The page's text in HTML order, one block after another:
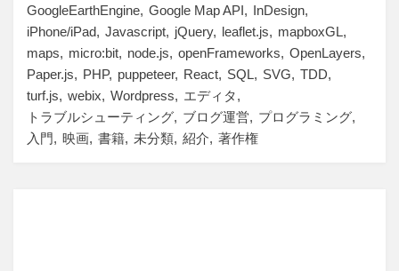
GoogleEarthEngine Google Map API
InDesign
iPhone/iPad
Javascript jQuery leaflet.js
mapboxGL
maps
micro:bit node.js openFrameworks
OpenLayers
Paper.js
PHP puppeteer React SQL SVG
TDD
turf.js
webix Wordpress
エディタ
トラブルシューティング
ブログ運営
プログラミング
入門
映画 書籍 未分類 紹介 著作権